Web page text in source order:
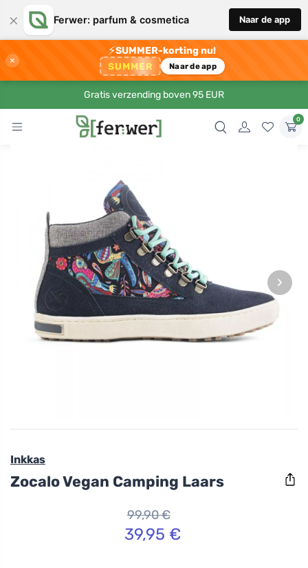
× Ferwer: parfum & cosmetica Naar de app
×
⚡SUMMER-korting nu!
SUMMER Naar de app
Gratis verzending boven 95 EUR
0
›
Inkkas
Zocalo Vegan Camping Laars
99,90 €
39,95 €